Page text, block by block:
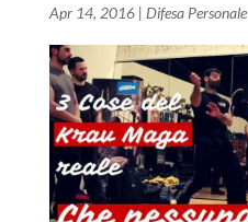
Apr 14, 2016| Difesa Personale